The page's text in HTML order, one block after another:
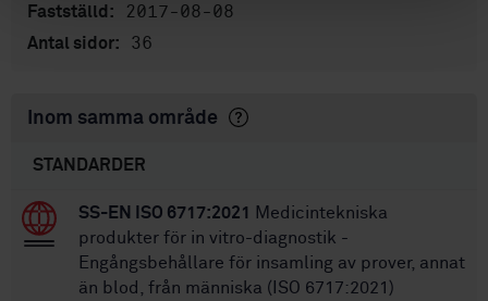
Fastställd: 2017-08-08
Antal sidor: 36
Inom samma område
STANDARDER
SS-EN ISO 6717:2021
Medicintekniska
produkter för in vitro-diagnostik -
Engångsbehållare för insamling av prover, annat
än blod, från människa (ISO 6717:2021)